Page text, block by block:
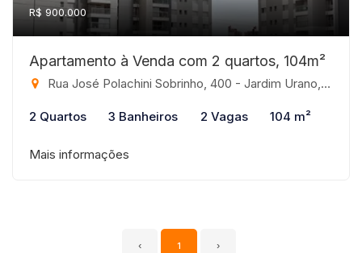
R$ 900.000
Apartamento à Venda com 2 quartos, 104m²
Rua José Polachini Sobrinho, 400 - Jardim Urano, São José do Rio Preto-SP
2 Quartos 3 Banheiros 2 Vagas 104 m²
Mais informações
‹ 1 ›